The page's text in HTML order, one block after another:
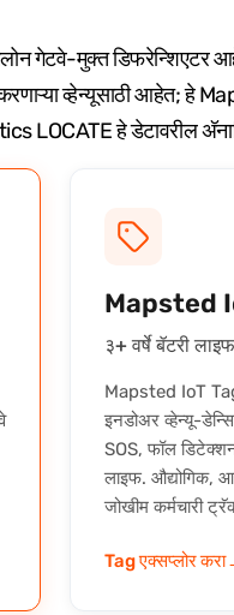
गेटवे-मुक्त डिफरेन्शिएटर
व्हेन्यूसाठी आहेत; हे
LOCATE हे डेटावरील
Mapsted
३+ वर्षे बॅटरी
Mapsted IoT Tag
इनडोअर व्हेन्यू-
SOS, फॉल
लाइफ. औद्योगिक,
जोखीम कर्मचारी
Tag एक्सप्लोर करा